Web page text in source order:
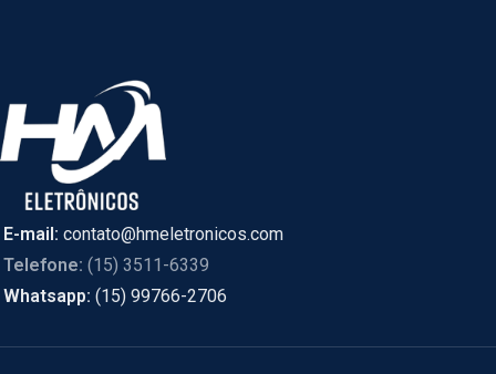
E-mail: contato@hmeletronicos.com
Telefone: (15) 3511-6339
Whatsapp: (15) 99766-2706